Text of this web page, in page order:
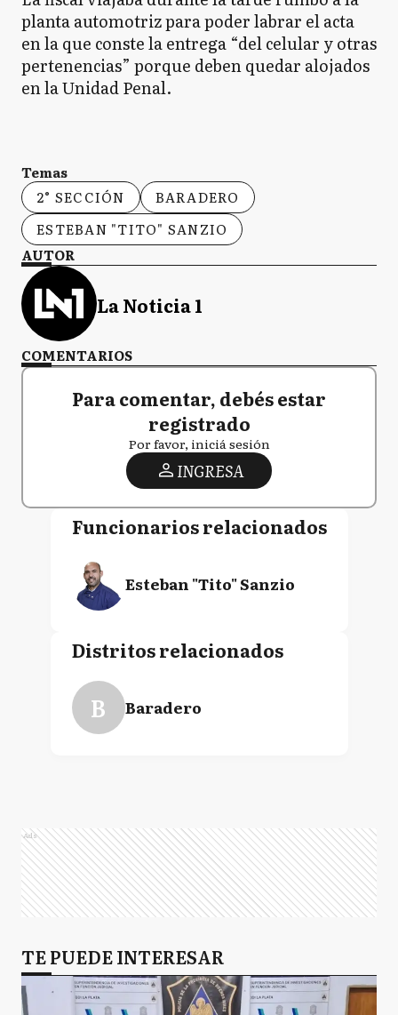
planta automotriz para poder labrar el acta
en la que conste la entrega “del celular y otras
pertenencias” porque deben quedar alojados
en la Unidad Penal.
Temas
2° SECCIÓN
BARADERO
ESTEBAN "TITO" SANZIO
AUTOR
La Noticia 1
COMENTARIOS
Para comentar, debés estar
registrado
Por favor, iniciá sesión
INGRESA
Funcionarios relacionados
Esteban "Tito" Sanzio
Distritos relacionados
B Baradero
Ads
TE PUEDE INTERESAR